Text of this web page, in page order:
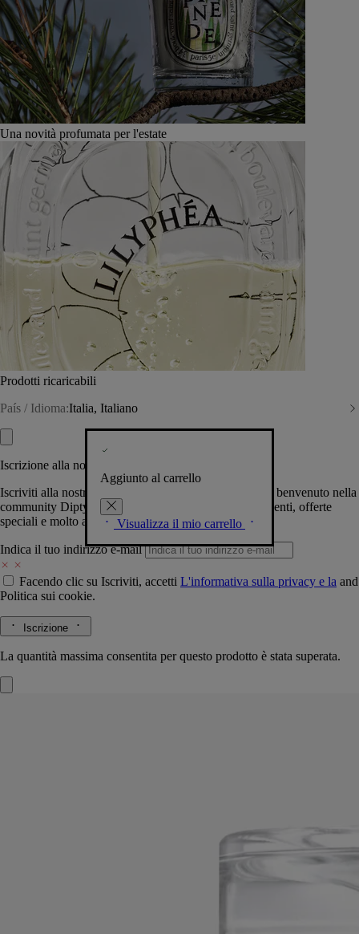
Una novità profumata per l'estate
Prodotti ricaricabili
País / Idioma:Italia, Italiano
Aggiunto al carrello
Visualizza il mio carrello
Iscrizione alla nostra Newsletter
Iscriviti alla nostra newsletter per permetterci di darti il benvenuto nella
community Diptyque e tenerti al corrente su novità, eventi, offerte
speciali e molto altro.
Indica il tuo indirizzo e-mail
Facendo clic su Iscriviti, accetti L'informativa sulla privacy e la and
Politica sui cookie.
Iscrizione
La quantità massima consentita per questo prodotto è stata superata.
Il profumo reinventato. Oggetto originale e poetico, questa clessidra
libera come per magia le note crepitanti e speziate della fragranza